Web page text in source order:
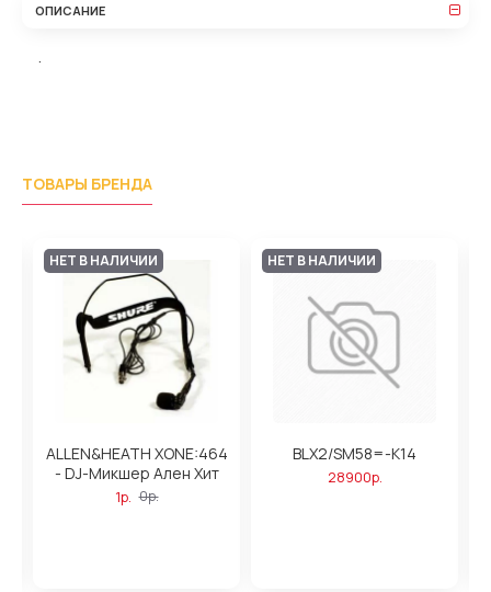
ОПИСАНИЕ
.
ТОВАРЫ БРЕНДА
НЕТ В НАЛИЧИИ
ALLEN&HEATH XONE:464
- DJ-Микшер Ален Хит
1р. 0р.
НЕТ В НАЛИЧИИ
BLX2/SM58=-K14
28900р.